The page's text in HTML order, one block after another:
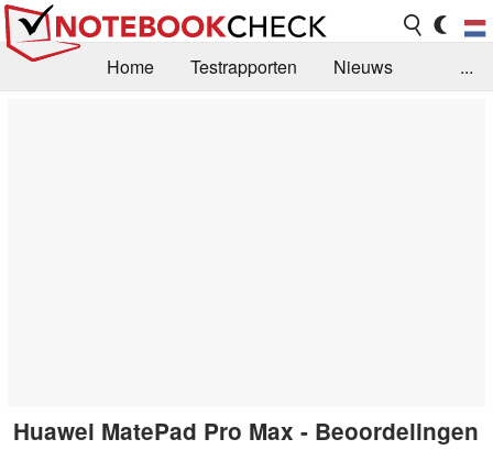
Home Testrapporten
Nieuws
...
Huawei MatePad Pro Max - Beoordelingen